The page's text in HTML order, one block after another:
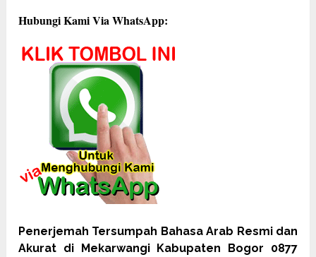
Hubungi Kami Via WhatsApp:
Penerjemah Tersumpah Bahasa Arab Resmi dan
Akurat di Mekarwangi Kabupaten Bogor 0877